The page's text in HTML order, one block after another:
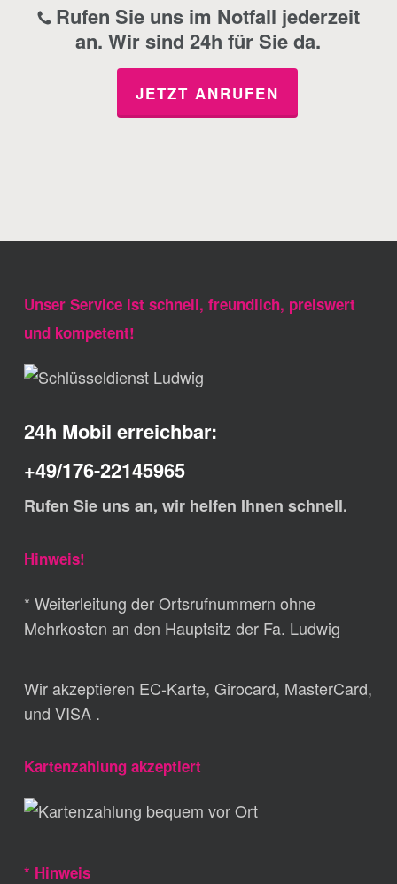
Rufen Sie uns im Notfall jederzeit
an. Wir sind 24h für Sie da.
JETZT ANRUFEN
Unser Service ist schnell, freundlich, preiswert
und kompetent!
24h Mobil erreichbar:
+49/176-22145965
Rufen Sie uns an, wir helfen Ihnen schnell.
Hinweis!
* Weiterleitung der Ortsrufnummern ohne
Mehrkosten an den Hauptsitz der Fa. Ludwig
Wir akzeptieren EC-Karte, Girocard, MasterCard,
und VISA .
Kartenzahlung akzeptiert
* Hinweis